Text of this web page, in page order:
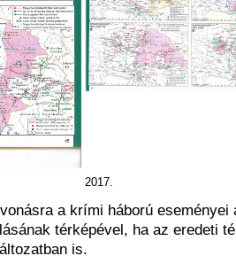
2017.
a krími háború eseményei
térképével, ha az eredeti
is.